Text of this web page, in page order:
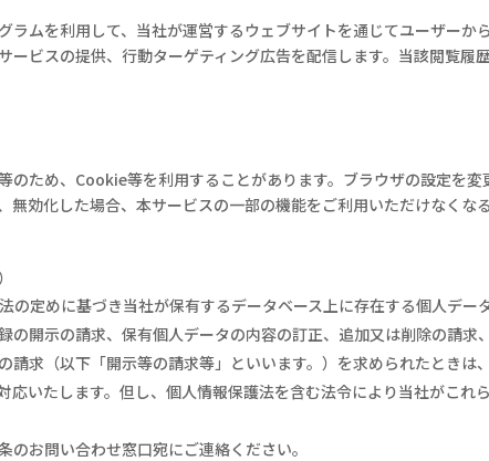
ラムを利用して、当社が運営するウェブサイトを通じてユーザーか
ービスの提供、行動ターゲティング広告を配信します。当該閲覧履
ため、 Cookie等を利用することがあります。ブラウザの設定を変
効化した場合、本サービスの一部の機能をご利用いただけなくな
の定めに基づき当社が保有するデータベース上に存在する個人デー
の開示の請求、保有個人データの内容の訂正、追加又は削除の請求
請求（以下「開示等の請求等」といいます。）を求められたときは
応いたします。但し、個人情報保護法を含む法令により当社がこれ
お問い合わせ窓口宛にご連絡ください。